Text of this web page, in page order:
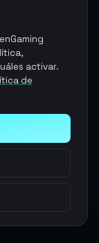
activar.
de